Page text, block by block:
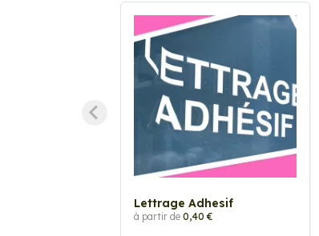
Lettrage Adhesif
à partir de 0,40 €